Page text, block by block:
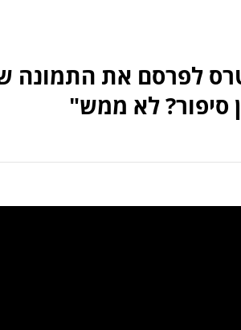
לפרסם את התמונה
סיפור? לא ממש"